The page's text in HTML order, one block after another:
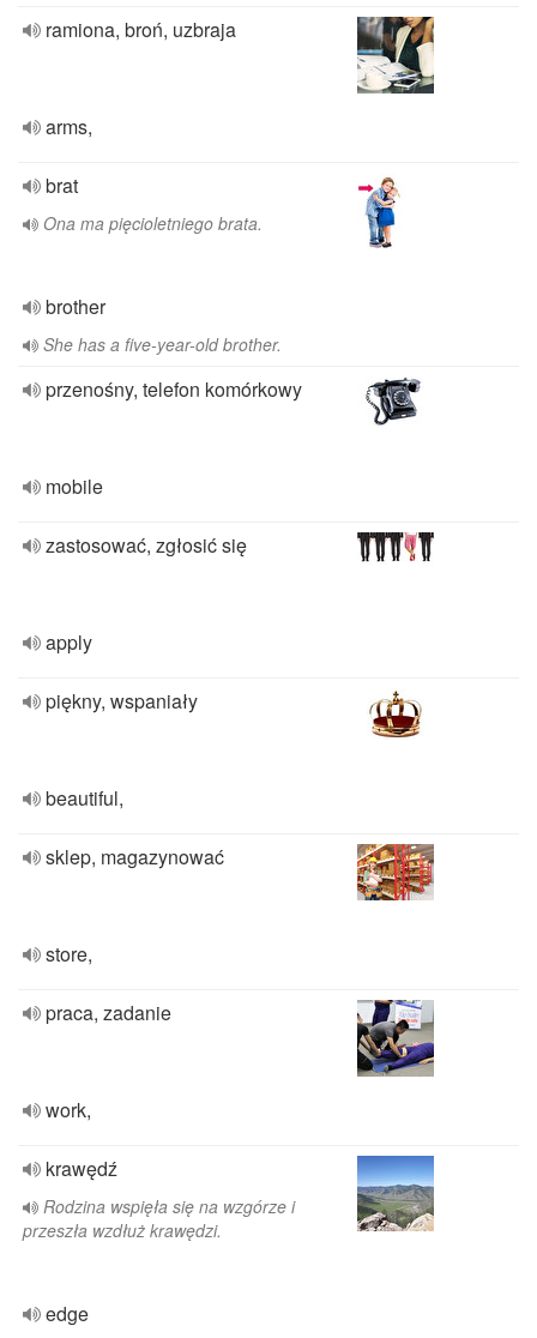
ramiona, broń, uzbraja
arms,
brat
Ona ma pięcioletniego brata.
brother
She has a five-year-old brother.
przenośny, telefon komórkowy
mobile
zastosować, zgłosić się
apply
piękny, wspaniały
beautiful,
sklep, magazynować
store,
praca, zadanie
work,
krawędź
Rodzina wspięła się na wzgórze i
przeszła wzdłuż krawędzi.
edge